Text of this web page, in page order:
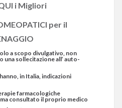
i Migliori
per il
a scopo divulgativo, non
una sollecitazione all’ auto-
in Italia, indicazioni
farmacologiche
consultato il proprio medico